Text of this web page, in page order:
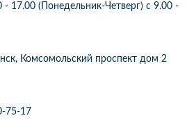
- 17.00 (Понедельник-Четверг) c 9.00 -
Комсомольский проспект дом 2
75-17